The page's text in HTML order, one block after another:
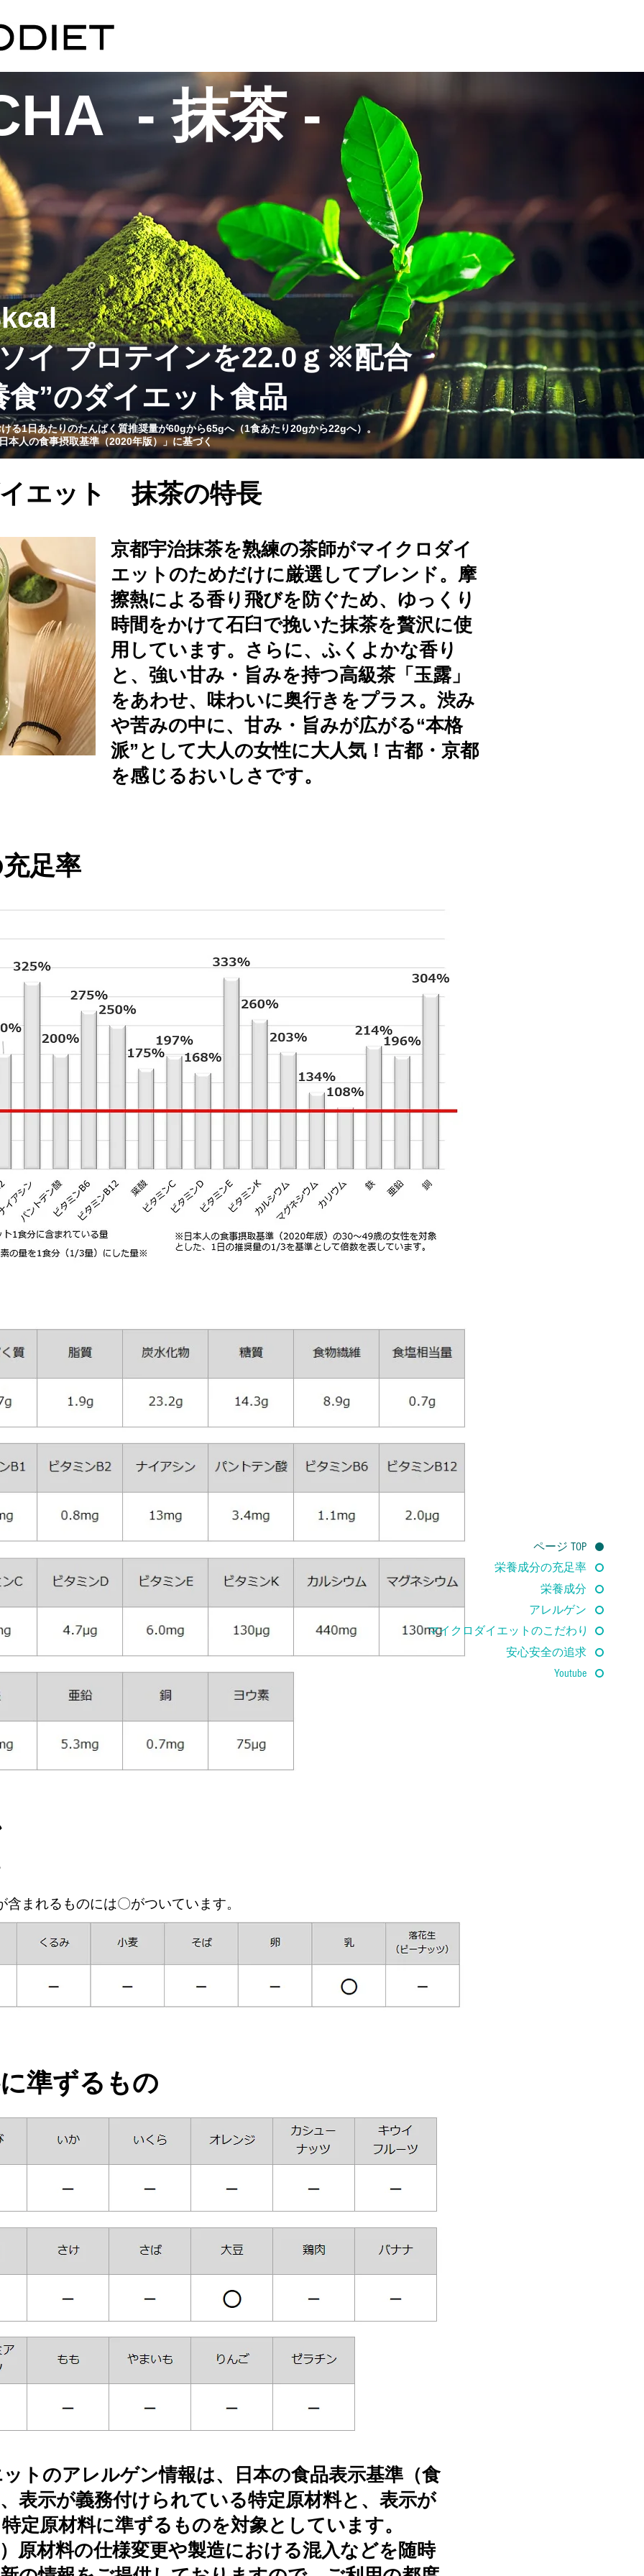
ページ TOP
栄養成分の充足率
栄養成分
アレルゲン
マイクロダイエットのこだわり
安心安全の追求
Youtube
- 抹茶 -
イ プロテインを22.0ｇ※配合
食”のダイエット食品
る1日あたりのたんぱく質推奨量が60gから65gへ（1食あたり20gから22gへ）。
本人の食事摂取基準（2020年版）」に基づく
エット 抹茶の特長
京都宇治抹茶を熟練の茶師がマイクロダイ
エットのためだけに厳選してブレンド。摩
擦熱による香り飛びを防ぐため、ゆっくり
時間をかけて石臼で挽いた抹茶を贅沢に使
用しています。さらに、ふくよかな香り
と、強い甘み・旨みを持つ高級茶「玉露」
をあわせ、味わいに奥行きをプラス。渋み
や苦みの中に、甘み・旨みが広がる“本格
派”として大人の女性に大人気！古都・京都
を感じるおいしさです。
足率
まれるものには〇がついています。
準ずるもの
トのアレルゲン情報は、日本の食品表示基準（食
表示が義務付けられている特定原材料と、表示が
定原材料に準ずるものを対象としています。
原材料の仕様変更や製造における混入などを随時